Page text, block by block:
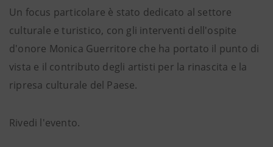
Un focus particolare è stato dedicato al settore
culturale e turistico, con gli interventi dell'ospite
d'onore Monica Guerritore che ha portato il punto di
vista e il contributo degli artisti per la rinascita e la
ripresa culturale del Paese.
Rivedi l'evento.